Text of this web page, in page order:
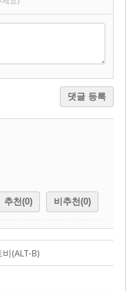
댓글 등록
추천(0) 비추천(0)
(ALT-B)